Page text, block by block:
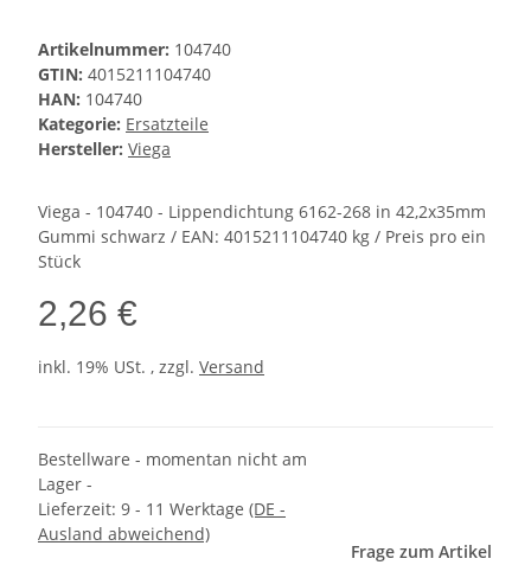
Artikelnummer: 104740
GTIN: 4015211104740
HAN: 104740
Kategorie: Ersatzteile
Hersteller: Viega
Viega - 104740 - Lippendichtung 6162-268 in 42,2x35mm
Gummi schwarz / EAN: 4015211104740 kg / Preis pro ein
Stück
2,26 €
inkl. 19% USt. , zzgl. Versand
Bestellware - momentan nicht am
Lager -
Lieferzeit: 9 - 11 Werktage (DE -
Ausland abweichend)
Frage zum Artikel